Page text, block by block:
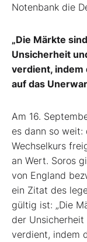
Notenbank die
„Die Märkte
Unsicherheit
verdient, indem
auf das
Am 16.
es dann so
Wechselkurs
an Wert. Soros
von England
ein Zitat des
gültig ist: „Die
der
verdient, indem